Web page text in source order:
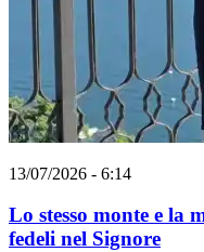
13/07/2026 - 6:14
Lo stesso monte e la
fedeli nel Signore